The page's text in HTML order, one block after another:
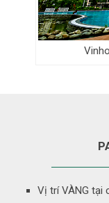
Vị trí VÀNG tại